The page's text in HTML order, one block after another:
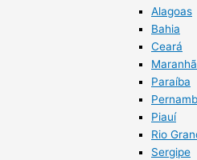
Alagoas
Bahia
Ceará
Paraíba
Piauí
Rio
Sergipe